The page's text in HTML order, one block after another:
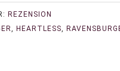
REZENSION
, HEARTLESS,